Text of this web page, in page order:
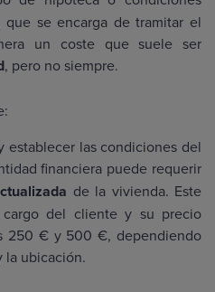
que se encarga de tramitar el
un coste que suele ser
, pero no siempre.
establecer las condiciones del
financiera puede requerir
de la vivienda. Este
del cliente y su precio
250 € y 500 €, dependiendo
la ubicación.